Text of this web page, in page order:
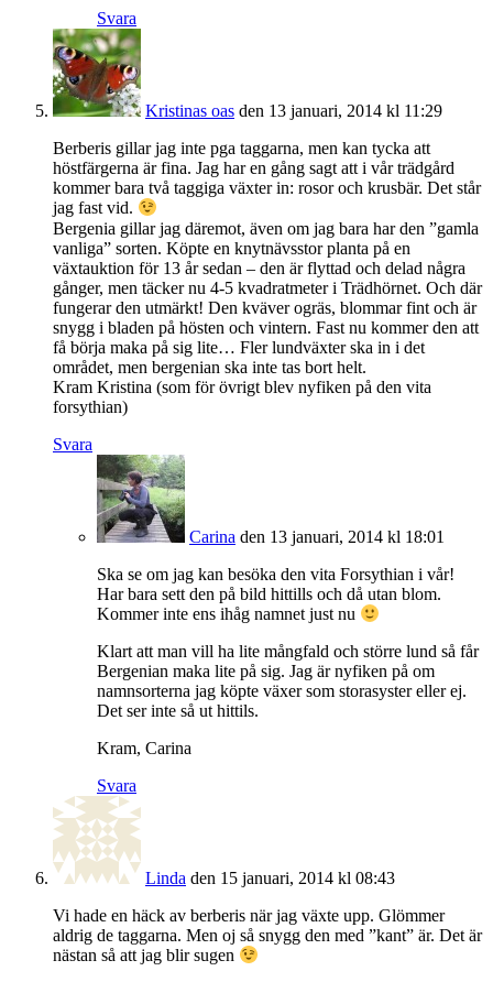
Svara
Kristinas oas den 13 januari, 2014 kl 11:29
Berberis gillar jag inte pga taggarna, men kan tycka att
höstfärgerna är fina. Jag har en gång sagt att i vår trädgård
kommer bara två taggiga växter in: rosor och krusbär. Det står
jag fast vid.
Bergenia gillar jag däremot, även om jag bara har den ”gamla
vanliga” sorten. Köpte en knytnävsstor planta på en
växtauktion för 13 år sedan – den är flyttad och delad några
gånger, men täcker nu 4-5 kvadratmeter i Trädhörnet. Och där
fungerar den utmärkt! Den kväver ogräs, blommar fint och är
snygg i bladen på hösten och vintern. Fast nu kommer den att
få börja maka på sig lite… Fler lundväxter ska in i det
området, men bergenian ska inte tas bort helt.
Kram Kristina (som för övrigt blev nyfiken på den vita
forsythian)
Svara
Carina den 13 januari, 2014 kl 18:01
Ska se om jag kan besöka den vita Forsythian i vår!
Har bara sett den på bild hittills och då utan blom.
Kommer inte ens ihåg namnet just nu
Klart att man vill ha lite mångfald och större lund så får
Bergenian maka lite på sig. Jag är nyfiken på om
namnsorterna jag köpte växer som storasyster eller ej.
Det ser inte så ut hittils.
Kram, Carina
Svara
Linda den 15 januari, 2014 kl 08:43
Vi hade en häck av berberis när jag växte upp. Glömmer
aldrig de taggarna. Men oj så snygg den med ”kant” är. Det är
nästan så att jag blir sugen